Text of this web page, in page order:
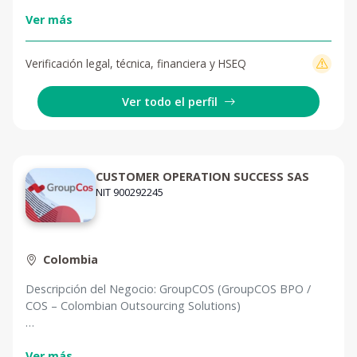
Contamos con un equipo de ingenieros y técnicos
brindarle soluciones integrales de acuerdo a sus
requerimientos, creando servicios de valor para el cliente
en el proceso de preventa, venta y posventa.
Ver más
Verificación legal, técnica, financiera y HSEQ
Ver todo el perfil
CUSTOMER OPERATION SUCCESS SAS
NIT 900292245
Colombia
Descripción del Negocio: GroupCOS (GroupCOS BPO /
COS – Colombian Outsourcing Solutions)